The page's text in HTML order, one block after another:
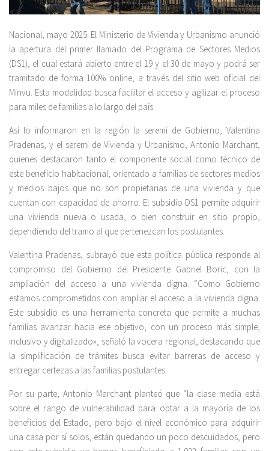
Nacional, mayo 2025: El Ministerio de Vivienda y Urbanismo anunció
la apertura del primer llamado del Programa de Sectores Medios
(DS1), el cual estará abierto entre el 19 y el 30 de mayo y podrá ser
tramitado de forma 100% online, a través del sitio web oficial del
Minvu. Esta modalidad busca facilitar el acceso y agilizar el proceso
para miles de familias a lo largo del país.
Así lo informaron en la región la seremi de Gobierno, Valentina
Pradenas, y el seremi de Vivienda y Urbanismo, Antonio Marchant,
quienes destacaron tanto el componente social como técnico de
este beneficio habitacional, orientado a familias de sectores medios
y medios bajos que no son propietarias de una vivienda y que
cuentan con capacidad de ahorro. El subsidio DS1 permite adquirir
una vivienda nueva o usada, o bien construir en sitio propio,
dependiendo del tramo al que pertenezcan los postulantes.
Valentina Pradenas, subrayó que esta política pública responde al
compromiso del Gobierno del Presidente Gabriel Boric, con la
ampliación del acceso a una vivienda digna. “Como Gobierno
estamos comprometidos con ampliar el acceso a la vivienda digna.
Este subsidio es una herramienta concreta que permite a muchas
familias avanzar hacia ese objetivo, con un proceso más simple,
inclusivo y digitalizado», señaló la vocera regional, destacando que
la simplificación de trámites busca evitar barreras de acceso y
entregar certezas a las familias postulantes.
Por su parte, Antonio Marchant planteó que “la clase media está
sobre el rango de vulnerabilidad para optar a la mayoría de los
beneficios del Estado, pero bajo el nivel económico para adquirir
una casa por sí solos, están quedando un poco descuidados, pero